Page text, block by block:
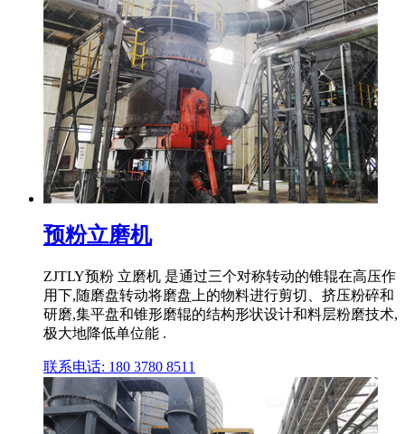
预粉立磨机
ZJTLY预粉 立磨机 是通过三个对称转动的锥辊在高压作
用下,随磨盘转动将磨盘上的物料进行剪切、挤压粉碎和
研磨,集平盘和锥形磨辊的结构形状设计和料层粉磨技术,
极大地降低单位能 .
联系电话: 180 3780 8511